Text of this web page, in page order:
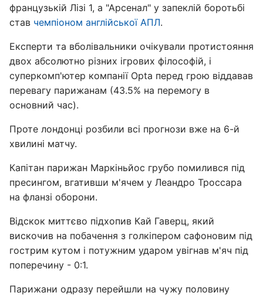
французькій Лізі 1, а "Арсенал" у запеклій боротьбі
став чемпіоном англійської АПЛ.
Експерти та вболівальники очікували протистояння
двох абсолютно різних ігрових філософій, і
суперкомп'ютер компанії Opta перед грою віддавав
перевагу парижанам (43.5% на перемогу в
основний час).
Проте лондонці розбили всі прогнози вже на 6-й
хвилині матчу.
Капітан парижан Маркіньйос грубо помилився під
пресингом, вгативши м'ячем у Леандро Троссара
на фланзі оборони.
Відскок миттєво підхопив Кай Гаверц, який
вискочив на побачення з голкіпером сафоновим під
гострим кутом і потужним ударом увігнав м'яч під
поперечину - 0:1.
Парижани одразу перейшли на чужу половину